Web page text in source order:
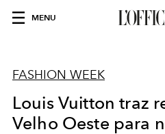
MENU
FASHION WEEK
Louis Vuitton traz
Velho Oeste para